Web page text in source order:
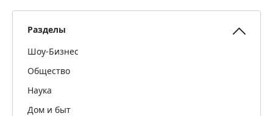
Разделы
Шоу-Бизнес
Общество
Наука
Дом и быт